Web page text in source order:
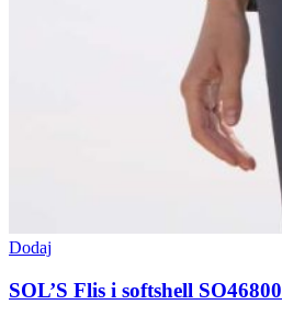
Dodaj
SOL’S Flis i softshell SO46800